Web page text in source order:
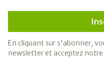
En cliquant sur s'abonner,
newsletter et acceptez notre